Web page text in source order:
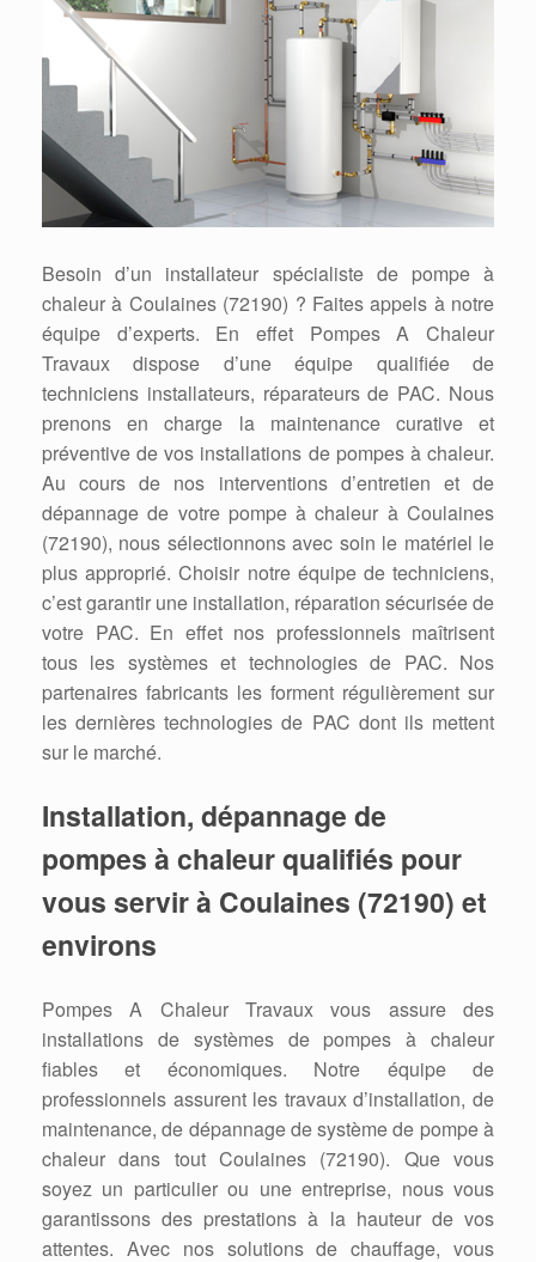
Besoin d’un installateur spécialiste de pompe à
chaleur à Coulaines (72190) ? Faites appels à notre
équipe d’experts. En effet Pompes A Chaleur
Travaux dispose d’une équipe qualifiée de
techniciens installateurs, réparateurs de PAC. Nous
prenons en charge la maintenance curative et
préventive de vos installations de pompes à chaleur.
Au cours de nos interventions d’entretien et de
dépannage de votre pompe à chaleur à Coulaines
(72190), nous sélectionnons avec soin le matériel le
plus approprié. Choisir notre équipe de techniciens,
c’est garantir une installation, réparation sécurisée de
votre PAC. En effet nos professionnels maîtrisent
tous les systèmes et technologies de PAC. Nos
partenaires fabricants les forment régulièrement sur
les dernières technologies de PAC dont ils mettent
sur le marché.
Installation, dépannage de
pompes à chaleur qualifiés pour
vous servir à Coulaines (72190) et
environs
Pompes A Chaleur Travaux vous assure des
installations de systèmes de pompes à chaleur
fiables et économiques. Notre équipe de
professionnels assurent les travaux d’installation, de
maintenance, de dépannage de système de pompe à
chaleur dans tout Coulaines (72190). Que vous
soyez un particulier ou une entreprise, nous vous
garantissons des prestations à la hauteur de vos
attentes. Avec nos solutions de chauffage, vous